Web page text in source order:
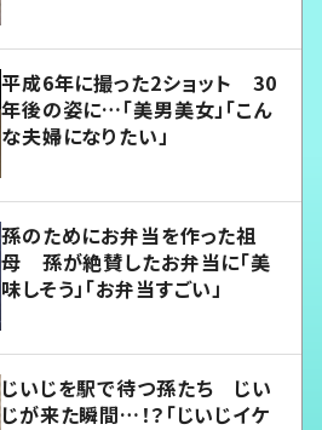
平成6年に撮った2ショット 30
年後の姿に…「美男美女」「こん
な夫婦になりたい」
孫のためにお弁当を作った祖
母 孫が絶賛したお弁当に「美
味しそう」「お弁当すごい」
じいじを駅で待つ孫たち じい
じが来た瞬間…！？「じいじイケ